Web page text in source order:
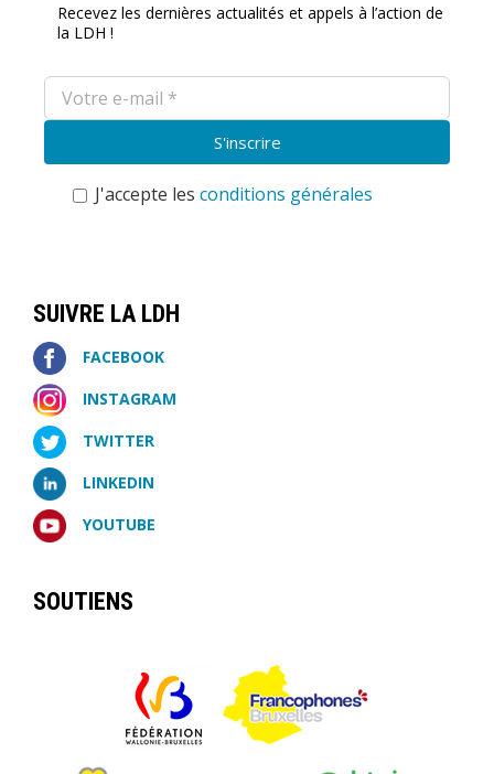
Recevez les dernières actualités et appels à l’action de
la LDH !
J'accepte les conditions générales
SUIVRE LA LDH
FACEBOOK
INSTAGRAM
TWITTER
LINKEDIN
YOUTUBE
SOUTIENS